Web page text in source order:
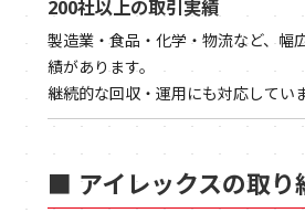
200社以上の取引実績
製造業・食品・化学・物流など、幅
績があります。
継続的な回収・運用にも対応してい
■ アイレックスの取り